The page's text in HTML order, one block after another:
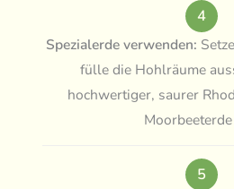
4
Spezialerde verwenden:
fülle die Hohlräume
hochwertiger, saurer
5